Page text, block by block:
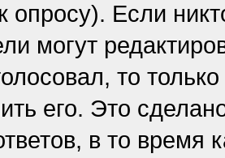
опросу). Если
могут
то
его. Это
в то время